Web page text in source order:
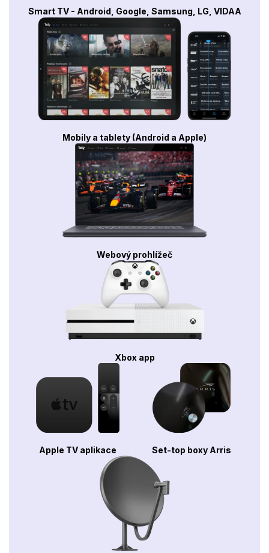
Smart TV - Android, Google, Samsung, LG, VIDAA
Mobily a tablety (Android a Apple)
Webový prohlížeč
Xbox app
Apple TV aplikace Set-top boxy Arris